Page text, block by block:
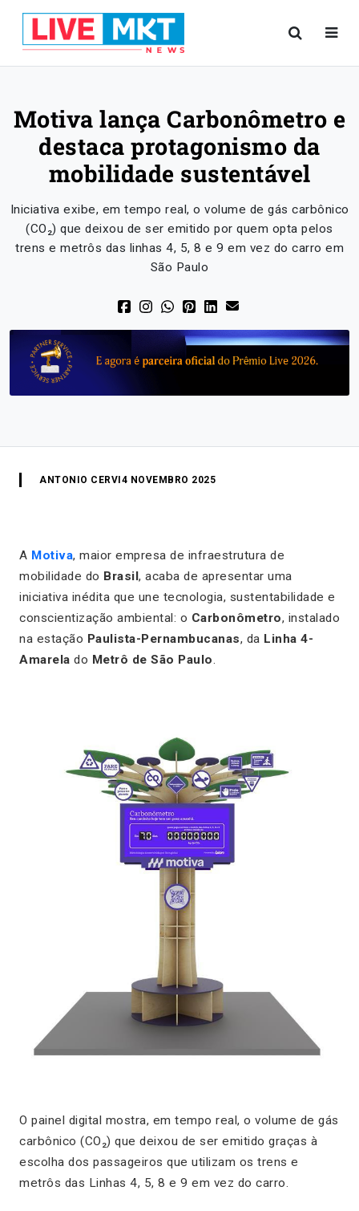
Motiva lança Carbonômetro e
destaca protagonismo da
mobilidade sustentável
Iniciativa exibe, em tempo real, o volume de gás carbônico
(CO₂) que deixou de ser emitido por quem opta pelos
trens e metrôs das linhas 4, 5, 8 e 9 em vez do carro em
São Paulo
ANTONIO CERVI 4 NOVEMBRO 2025
A Motiva, maior empresa de infraestrutura de
mobilidade do Brasil, acaba de apresentar uma
iniciativa inédita que une tecnologia, sustentabilidade e
conscientização ambiental: o Carbonômetro, instalado
na estação Paulista-Pernambucanas, da Linha 4-
Amarela do Metrô de São Paulo.
O painel digital mostra, em tempo real, o volume de gás
carbônico (CO₂) que deixou de ser emitido graças à
escolha dos passageiros que utilizam os trens e
metrôs das Linhas 4, 5, 8 e 9 em vez do carro.